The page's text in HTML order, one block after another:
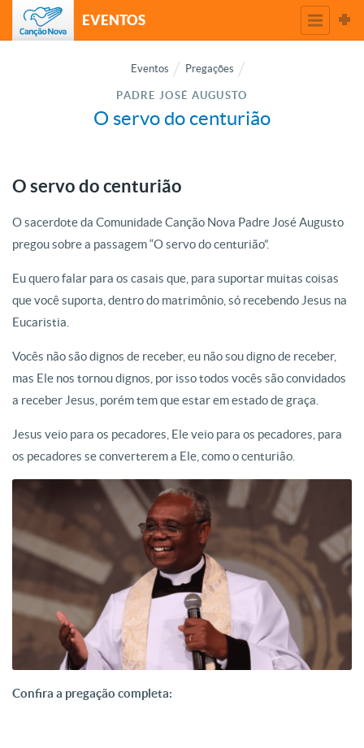
EVENTOS
Eventos Pregações
PADRE JOSÉ AUGUSTO
O servo do centurião
O servo do centurião
O sacerdote da Comunidade Canção Nova Padre José Augusto
pregou sobre a passagem “O servo do centurião”.
Eu quero falar para os casais que, para suportar muitas coisas
que você suporta, dentro do matrimônio, só recebendo Jesus na
Eucaristia.
Vocês não são dignos de receber, eu não sou digno de receber,
mas Ele nos tornou dignos, por isso todos vocês são convidados
a receber Jesus, porém tem que estar em estado de graça.
Jesus veio para os pecadores, Ele veio para os pecadores, para
os pecadores se converterem a Ele, como o centurião.
Confira a pregação completa: